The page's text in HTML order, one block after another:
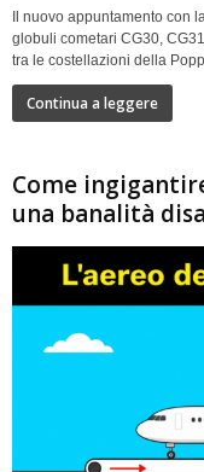
Il nuovo appuntamento con
globuli cometari CG30,
tra le costellazioni della
Continua a leggere
Come
una banalità